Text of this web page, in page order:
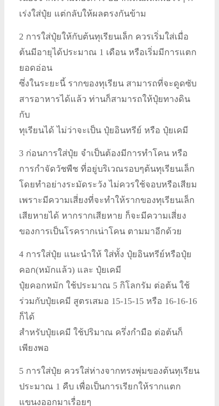
เร่งใส่ปุ๋ย แต่กลับให้ผลตรงกันข้าม
2 การใส่ปุ๋ยให้กับต้นทุเรียนเล็ก ควรเริ่มใส่เมื่อ
ต้นมีอายุได้ประมาณ 1 เดือน หรือเริ่มมีการแตก
ยอดอ่อน
ซึ่งในระยะนี้ รากของทุเรียน สามารถที่จะดูดซับ
สารอาหารได้แล้ว ท่านก็สามารถให้ปุ๋ยทางดิน
กับ
ทุเรียนได้ ไม่ว่าจะเป็น ปุ๋ยอินทรีย์ หรือ ปุ๋ยเคมี
3 ก่อนการใส่ปุ๋ย จำเป็นต้องมีการทำโคน หรือ
การกำจัดวัชพืช ที่อยู่บริเวณรอบๆต้นทุเรียนเล็ก
โดยทำอย่างระมัดระวัง ไม่ควรใช้จอบหรือเสียม
เพราะมีความเสี่ยงที่จะทำให้รากของทุเรียนเล็ก
เสียหายได้ หากรากเสียหาย ก็จะมีความเสี่ยง
ของการเป็นโรครากเน่าโคน ตามมาอีกด้วย
4 การใส่ปุ๋ย แนะนำให้ ใส่ทั้ง ปุ๋ยอินทรีย์หรือปุ๋ย
คอก(หมักแล้ว) และ ปุ๋ยเคมี
ปุ๋ยคอกหมัก ใช้ประมาณ 5 กิโลกรัม ต่อต้น ใช้
ร่วมกับปุ๋ยเคมี สูตรเสมอ 15-15-15 หรือ 16-16-16
ก็ได้
สำหรับปุ๋ยเคมี ใช้ปริมาณ ครึ่งกำมือ ต่อต้นก็
เพียงพอ
5 การใส่ปุ๋ย ควรใส่ห่างจากทรงพุ่มของต้นทุเรียน
ประมาณ 1 คืบ เพื่อเป็นการเรียกให้รากแตก
แขนงออกมาเรื่อยๆ